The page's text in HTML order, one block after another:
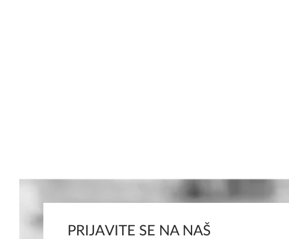
PRIJAVITE SE NA NAŠ